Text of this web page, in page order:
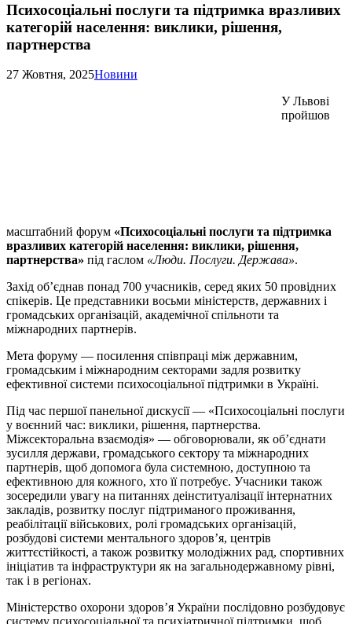
Психосоціальні послуги та підтримка вразливих
категорій населення: виклики, рішення,
партнерства
27 Жовтня, 2025Новини
У Львові
пройшов
масштабний форум «Психосоціальні послуги та підтримка
вразливих категорій населення: виклики, рішення,
партнерства» під гаслом «Люди. Послуги. Держава».
Захід об’єднав понад 700 учасників, серед яких 50 провідних
спікерів. Це представники восьми міністерств, державних і
громадських організацій, академічної спільноти та
міжнародних партнерів.
Мета форуму — посилення співпраці між державним,
громадським і міжнародним секторами задля розвитку
ефективної системи психосоціальної підтримки в Україні.
Під час першої панельної дискусії — «Психосоціальні послуги
у воєнний час: виклики, рішення, партнерства.
Міжсекторальна взаємодія» — обговорювали, як об’єднати
зусилля держави, громадського сектору та міжнародних
партнерів, щоб допомога була системною, доступною та
ефективною для кожного, хто її потребує. Учасники також
зосередили увагу на питаннях деінституалізації інтернатних
закладів, розвитку послуг підтриманого проживання,
реабілітації військових, ролі громадських організацій,
розбудові системи ментального здоров’я, центрів
життєстійкості, а також розвитку молодіжних рад, спортивних
ініціатив та інфраструктури як на загальнодержавному рівні,
так і в регіонах.
Міністерство охорони здоров’я України послідовно розбудовує